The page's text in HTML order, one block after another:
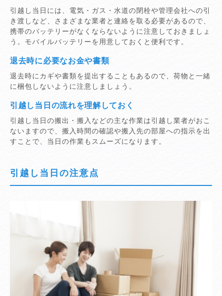
引越し当日には、電気・ガス・水道の閉栓や管理会社への引
き渡しなど、さまざまな業者と連絡を取る必要があるので、
携帯のバッテリーがなくならないように注意しておきましょ
う。モバイルバッテリーを用意しておくと便利です。
退去時に必要なお金や書類
退去時にカギや書類を提出することもあるので、荷物と一緒
に梱包しないように注意しましょう。
引越し当日の流れを理解しておく
引越し当日の搬出・搬入などの主な作業は引越し業者がおこ
ないますので、搬入時間の確認や搬入先の部屋への指示を出
すことで、当日の作業もスムーズになります。
引越し当日の注意点